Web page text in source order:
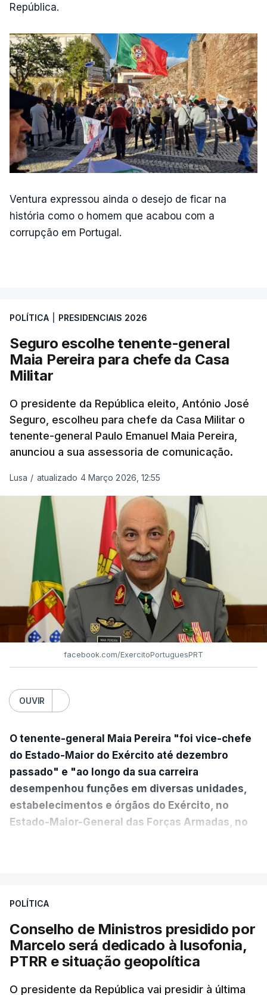
República.
Ventura expressou ainda o desejo de ficar na
história como o homem que acabou com a
corrupção em Portugal.
POLÍTICA PRESIDENCIAIS 2026
Seguro escolhe tenente-general
Maia Pereira para chefe da Casa
Militar
O presidente da República eleito, António José
Seguro, escolheu para chefe da Casa Militar o
tenente-general Paulo Emanuel Maia Pereira,
anunciou a sua assessoria de comunicação.
Lusa / atualizado 4 Março 2026, 12:55
facebook.com/ExercitoPortuguesPRT
OUVIR
O tenente-general Maia Pereira "foi vice-chefe
do Estado-Maior do Exército até dezembro
passado" e "ao longo da sua carreira
desempenhou funções em diversas unidades,
estabelecimentos e órgãos do Exército, no
Estado-Maior-General das Forças Armadas, no
Da sua experiência no terreno, é destacada a
Forças Nacionais Destacadas, como
comandante do 2.º Batalhão Mecanizado, da
Reserva Tática do Comandante da Força da
NATO no Kosovo, e, mais recentemente, na
POLÍTICA
Conselho de Ministros presidido por
Marcelo será dedicado à lusofonia,
PTRR e situação geopolítica
O presidente da República vai presidir à última